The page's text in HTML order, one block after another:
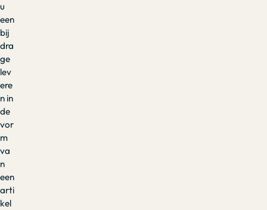
u
een
bij
dra
ge
lev
ere
n in
de
vor
m
va
n
een
arti
kel